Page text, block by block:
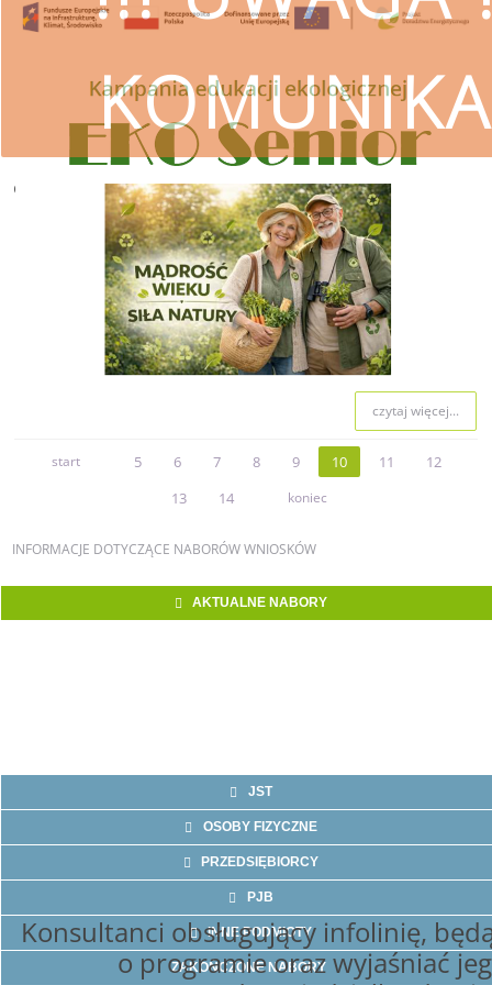
czytaj więcej
Wojewódzki Fundusz Ochrony
Konsultanci obsługujący infolinię,
o programie oraz wyjaśniać
czytaj więcej...
start 5 6 7 8 9 10 11
12
13
14 koniec
INFORMACJE DOTYCZĄCE NABORÓW WNIOSKÓW
AKTUALNE NABORY
JST
OSOBY FIZYCZNE
PRZEDSIĘBIORCY
PJB
INNE PODMIOTY
ZAKOŃCZONE NABORY